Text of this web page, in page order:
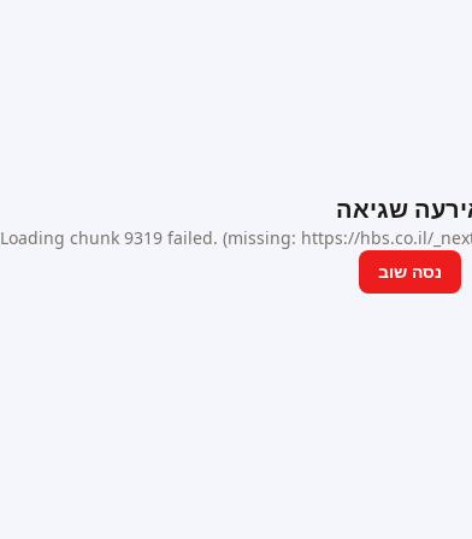
שגיאה
Loading chunk 9319 failed. (missing: https://hbs.co.il/
נסה שוב